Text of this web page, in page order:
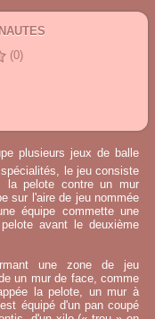
(0)
plusieurs jeux de balle
le jeu consiste
la pelote contre un mur
sur l'aire de jeu nommée
équipe commette une
avant le deuxième
une zone de jeu
un mur de face, comme
la pelote, un mur à
équipé d'un pan coupé